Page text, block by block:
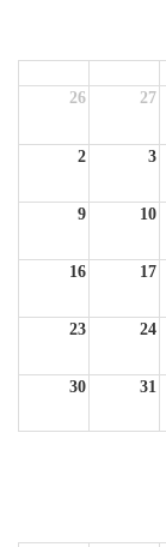
26
27
2 3
9 10
16 17
23 24
30 31